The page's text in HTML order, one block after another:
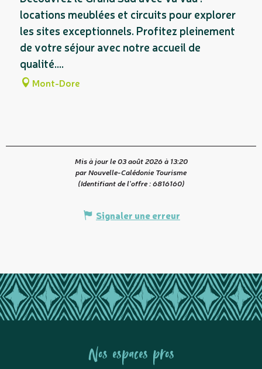
locations meublées et circuits pour explorer
les sites exceptionnels. Profitez pleinement
de votre séjour avec notre accueil de
qualité....
Mont-Dore
Mis à jour le 03 août 2026 à 13:20
par Nouvelle-Calédonie Tourisme
(Identifiant de l'offre :6816160)
Signaler une erreur
Nos espaces pros